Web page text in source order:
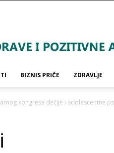
BIZNIS PRIČE ZDRAVLJE
kongresa dečije i adolescentne